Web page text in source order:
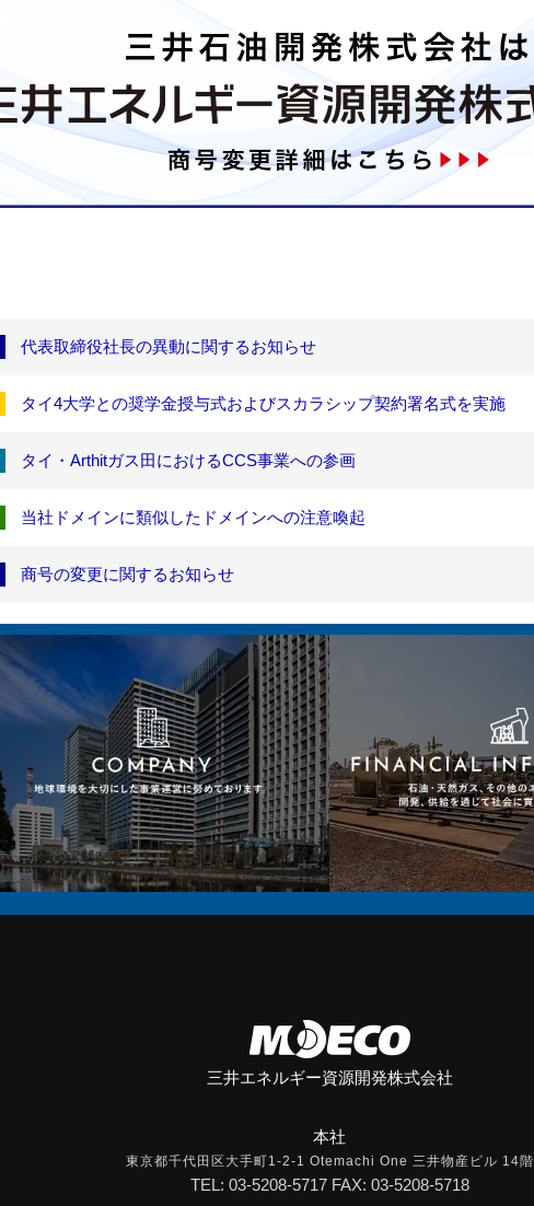
代表取締役社長の異動に関するお知らせ
タイ4大学との奨学金授与式およびスカラシップ契約署名式を実施
タイ・Arthitガス田におけるCCS事業への参画
当社ドメインに類似したドメインへの注意喚起
商号の変更に関するお知らせ
三井エネルギー資源開発株式会社
本社
東京都千代田区大手町1-2-1 Otemachi One 三井物産ビル 14階
TEL: 03-5208-5717 FAX: 03-5208-5718